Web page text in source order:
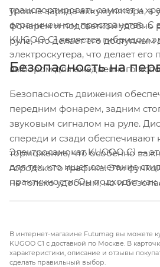
уровне заряда аккумулятора, а
фонарем и подсветкой удобно
руле, что делает его доступным
транспортировать самокат и
ограниченном пространстве. С
KUGOO C1 является гибридом
электроскутера, что делает
выбором для ежедневного
Безопасность на
Безопасность движения
передним фонарем, задним
звуковым сигналом на руле.
спереди и сзади обеспечивают
торможение, что особенно
городского трафика. Эти
не только удобным, но и
Электросамокат KUGOO C1 —
для тех, кто ищет сочетание
практичности. Он подходит как
наслаждайтесь каждой
В интернет-магазине Futumag вы можете
KUGOO C1 с доставкой по Москве. В
характеристики, описание и отзывы
сделать правильный выбор.